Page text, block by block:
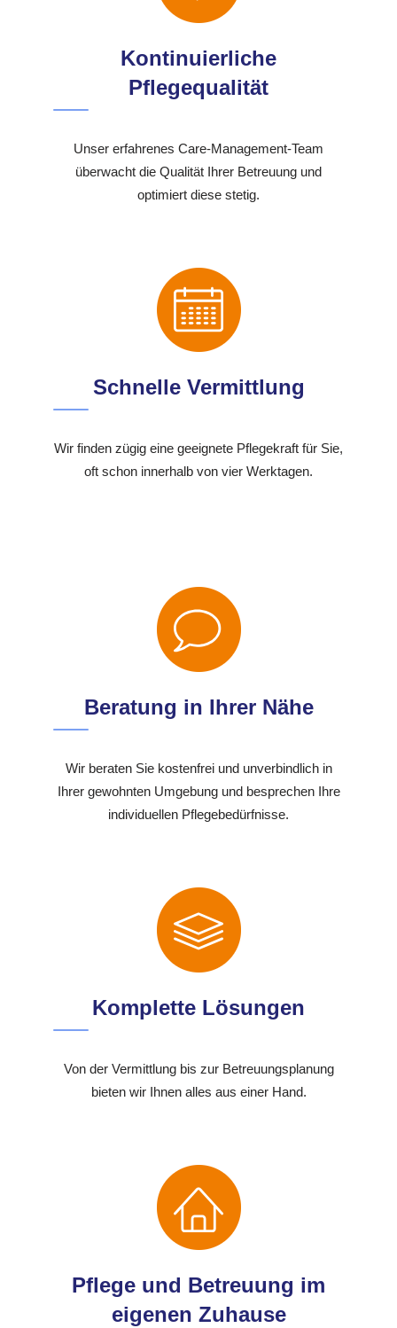
Kontinuierliche
Pflegequalität
Unser erfahrenes Care-Management-Team
überwacht die Qualität Ihrer Betreuung und
optimiert diese stetig.
Schnelle Vermittlung
Wir finden zügig eine geeignete Pflegekraft für Sie,
oft schon innerhalb von vier Werktagen.
Beratung in Ihrer Nähe
Wir beraten Sie kostenfrei und unverbindlich in
Ihrer gewohnten Umgebung und besprechen Ihre
individuellen Pflegebedürfnisse.
Komplette Lösungen
Von der Vermittlung bis zur Betreuungsplanung
bieten wir Ihnen alles aus einer Hand.
Pflege und Betreuung im
eigenen Zuhause